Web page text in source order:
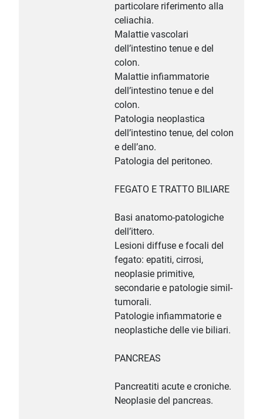
particolare riferimento alla
celiachia.
Malattie vascolari
dell’intestino tenue e del
colon.
Malattie infiammatorie
dell’intestino tenue e del
colon.
Patologia neoplastica
dell’intestino tenue, del colon
e dell’ano.
Patologia del peritoneo.
FEGATO E TRATTO BILIARE
Basi anatomo-patologiche
dell’ittero.
Lesioni diffuse e focali del
fegato: epatiti, cirrosi,
neoplasie primitive,
secondarie e patologie simil-
tumorali.
Patologie infiammatorie e
neoplastiche delle vie biliari.
PANCREAS
Pancreatiti acute e croniche.
Neoplasie del pancreas.